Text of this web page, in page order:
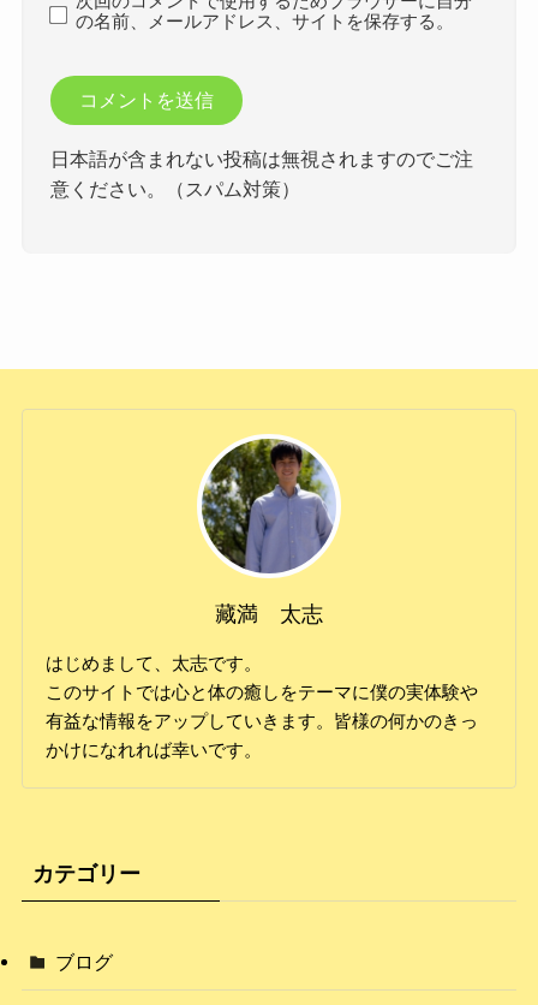
の名前、メールアドレス、サイトを保存する。
日本語が含まれない投稿は無視されますのでご注
意ください。（スパム対策）
藏満 太志
はじめまして、太志です。
このサイトでは心と体の癒しをテーマに僕の実体験や
有益な情報をアップしていきます。皆様の何かのきっ
かけになれれば幸いです。
カテゴリー
ブログ